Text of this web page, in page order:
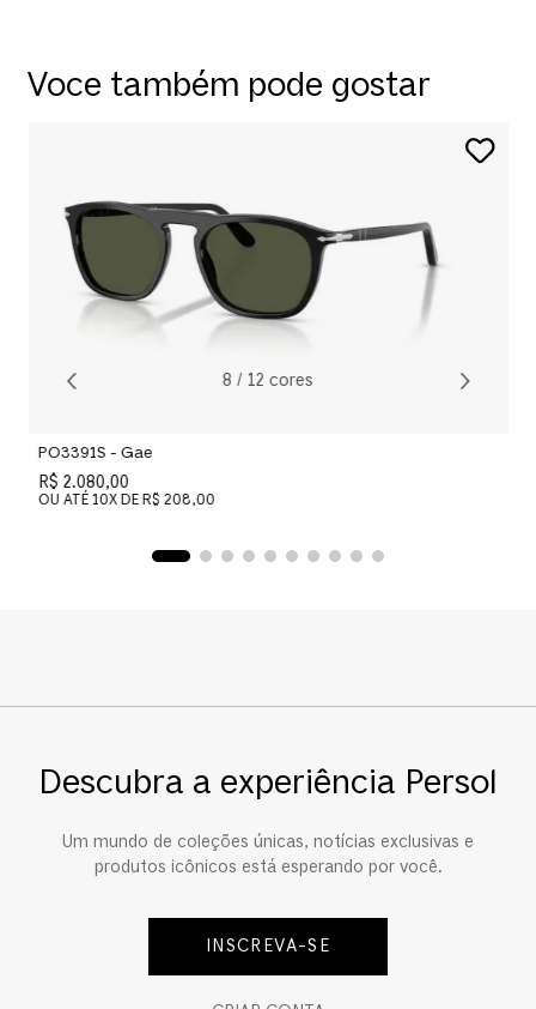
Voce também pode gostar
8 / 12 cores
PO3391S - Gae
R$ 2.080,00
OU ATÉ 10X DE R$ 208,00
Descubra a experiência Persol
Um mundo de coleções únicas, notícias exclusivas e
produtos icônicos está esperando por você.
INSCREVA-SE